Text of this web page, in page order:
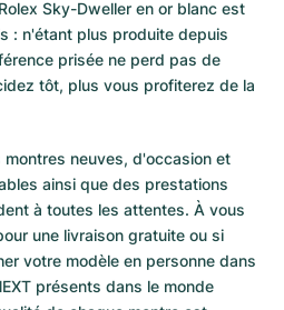
Sky-Dweller en or blanc est
: n'étant plus produite depuis
prisée ne perd pas de
tôt, plus vous profiterez de la
neuves, d'occasion et
ainsi que des prestations
à toutes les attentes. À vous
une livraison gratuite ou si
votre modèle en personne dans
présents dans le monde